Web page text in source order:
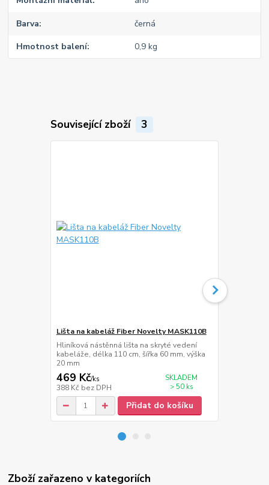
Barva černá
Hmotnost balení 0,9 kg
Související zboží 3
Lišta na kabeláž Fiber Novelty MASK110B
Hliníková nástěnná lišta na skryté vedení
kabeláže, délka 110 cm, šířka 60 mm, výška
20 mm
469 Kč/ks
388 Kč bez DPH
SKLADEM
> 50 ks
Přidat do košíku
Zboží zařazeno v kategoriích